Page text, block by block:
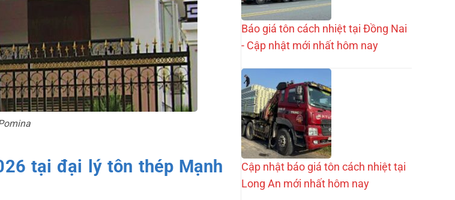
tại đại lý tôn thép Mạnh
Báo giá tôn cách nhiệt tại Đồng Nai
- Cập nhật mới nhất hôm nay
Cập nhật báo giá tôn cách nhiệt tại
Long An mới nhất hôm nay